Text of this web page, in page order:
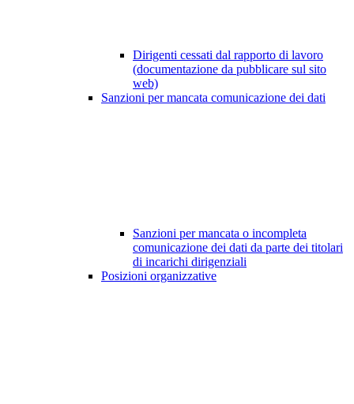
Dirigenti cessati dal rapporto di lavoro
(documentazione da pubblicare sul sito
web)
Sanzioni per mancata comunicazione dei dati
Sanzioni per mancata o incompleta
comunicazione dei dati da parte dei titolari
di incarichi dirigenziali
Posizioni organizzative